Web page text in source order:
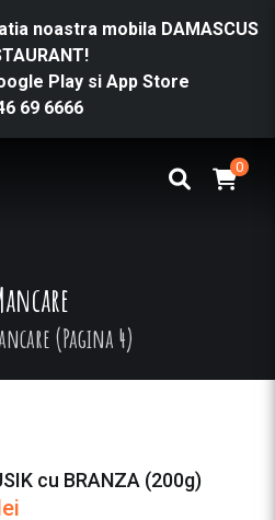
noastra mobila DAMASCUS
Playsi App Store
69 6666
0
(Pagina 4)
cu BRANZA (200g)